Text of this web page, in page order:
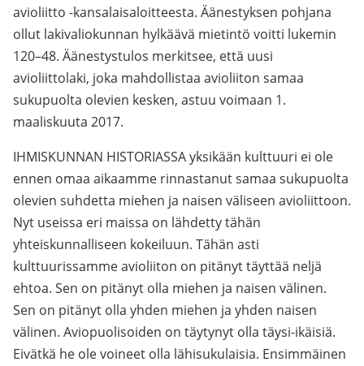
avioliitto -kansalaisaloitteesta. Äänestyksen pohjana
ollut lakivaliokunnan hylkäävä mietintö voitti lukemin
120–48. Äänestystulos merkitsee, että uusi
avioliittolaki, joka mahdollistaa avioliiton samaa
sukupuolta olevien kesken, astuu voimaan 1.
maaliskuuta 2017.
IHMISKUNNAN HISTORIASSA yksikään kulttuuri ei ole
ennen omaa aikaamme rinnastanut samaa sukupuolta
olevien suhdetta miehen ja naisen väliseen avioliittoon.
Nyt useissa eri maissa on lähdetty tähän
yhteiskunnalliseen kokeiluun. Tähän asti
kulttuurissamme avioliiton on pitänyt täyttää neljä
ehtoa. Sen on pitänyt olla miehen ja naisen välinen.
Sen on pitänyt olla yhden miehen ja yhden naisen
välinen. Aviopuolisoiden on täytynyt olla täysi-ikäisiä.
Eivätkä he ole voineet olla lähisukulaisia. Ensimmäinen